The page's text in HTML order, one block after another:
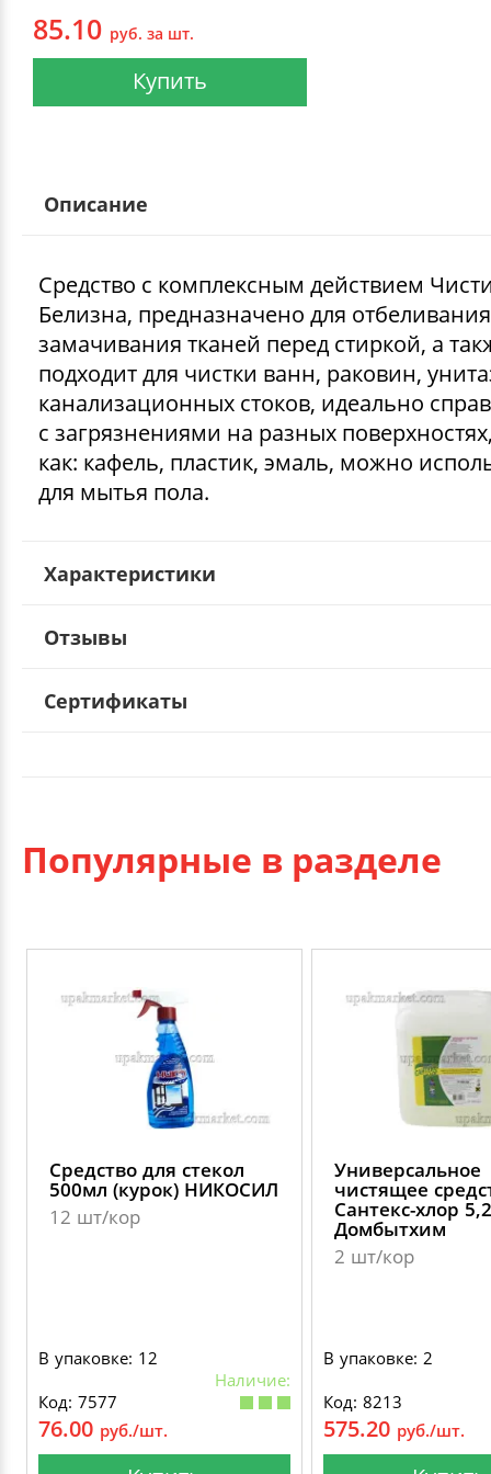
85.10 руб. за шт.
Купить
Описание
Средство с комплексным действием
Белизна, предназначено для
замачивания тканей перед стиркой, а
подходит для чистки ванн, раковин,
канализационных стоков, идеально
с загрязнениями на разных
как: кафель, пластик, эмаль, можно
для мытья пола.
Характеристики
Отзывы
Сертификаты
Популярные в разделе
Средство для стекол
500мл (курок) НИКОСИЛ
12 шт/кор
В упаковке: 12
Наличие:
Код: 7577
76.00 руб./шт.
Универсальное
чистящее
Сантекс-хлор
Домбытхим
2 шт/кор
В упаковке: 2
Код: 8213
575.20 руб./шт.